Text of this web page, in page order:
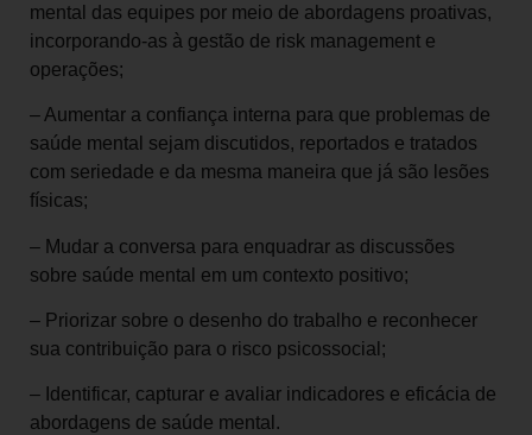
mental das equipes por meio de abordagens proativas,
incorporando-as à gestão de risk management e
operações;
– Aumentar a confiança interna para que problemas de
saúde mental sejam discutidos, reportados e tratados
com seriedade e da mesma maneira que já são lesões
físicas;
– Mudar a conversa para enquadrar as discussões
sobre saúde mental em um contexto positivo;
– Priorizar sobre o desenho do trabalho e reconhecer
sua contribuição para o risco psicossocial;
– Identificar, capturar e avaliar indicadores e eficácia de
abordagens de saúde mental.